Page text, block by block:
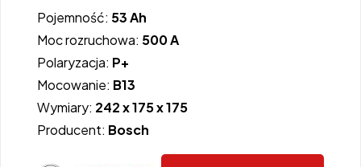
Pojemność: 53 Ah
Moc rozruchowa: 500 A
Polaryzacja: P+
Mocowanie: B13
Wymiary: 242 x 175 x 175
Producent: Bosch